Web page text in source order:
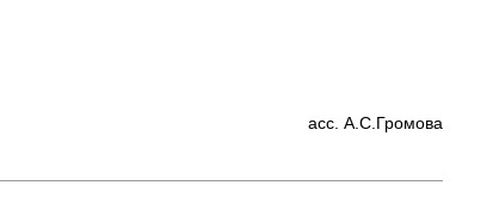
асс. А.С.Громова